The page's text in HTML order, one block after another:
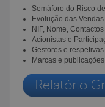
Semáforo do Risco
Evolução das
NIF, Nome,
Acionistas e
Gestores e
Marcas e
Relatório